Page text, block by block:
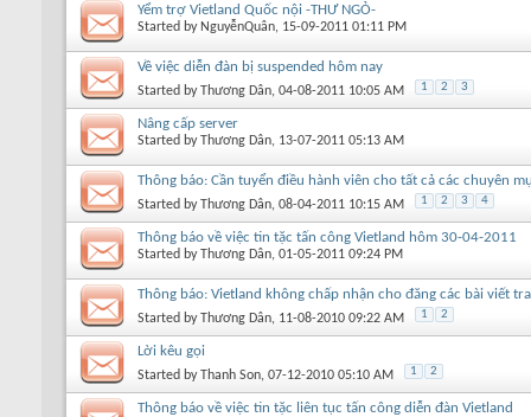
Yểm trợ Vietland Quốc nội -THƯ NGỎ-
Started by NguyễnQuân, 15-09-2011 01:11 PM
Về việc diễn đàn bị suspended hôm nay
Started byThương Dân, 04-08-2011 10:05 AM 1 2 3
Nâng cấp server
Started byThương Dân, 13-07-2011 05:13 AM
Thông báo: Cần tuyển điều hành viên cho tất cả các chuyên
Started byThương Dân, 08-04-2011 10:15 AM 1 2 3 4
Thông báo về việc tin tặc tấn công Vietland hôm 30-04-2011
Started byThương Dân, 01-05-2011 09:24 PM
Thông báo: Vietland không chấp nhận cho đăng các bài viết
Started byThương Dân, 11-08-2010 09:22 AM 1 2
Lời kêu gọi
Started byThanh Son, 07-12-2010 05:10 AM 1 2
Thông báo về việc tin tặc liên tục tấn công diễn đàn Vietland